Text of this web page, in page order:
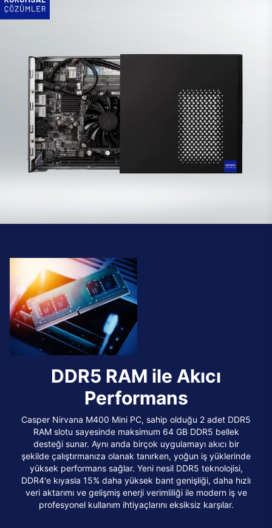
DDR5 RAM ile Akıcı
Performans
Casper Nirvana M400 Mini PC, sahip olduğu 2 adet DDR5
RAM slotu sayesinde maksimum 64 GB DDR5 bellek
desteği sunar. Aynı anda birçok uygulamayı akıcı bir
şekilde çalıştırmanıza olanak tanırken, yoğun iş yüklerinde
yüksek performans sağlar. Yeni nesil DDR5 teknolojisi,
DDR4'e kıyasla 15% daha yüksek bant genişliği, daha hızlı
veri aktarımı ve gelişmiş enerji verimliliği ile modern iş ve
profesyonel kullanım ihtiyaçlarını eksiksiz karşılar.